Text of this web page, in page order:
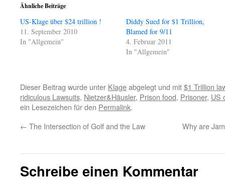
Ähnliche Beiträge
US-Klage über $24 trillion !
11. September 2010
In "Allgemein"
Diddy Sued for $1 Trillion,
Blamed for 9/11
4. Februar 2011
In "Allgemein"
Dieser Beitrag wurde unter Klageabgelegt und mit$1 Trillion
ridiculous Lawsuits, Nietzer&Häusler, Prison food, Prisoner, US
ein Lesezeichen für den Permalink.
← The Intersection of Golf and the Law Why are
Schreibe einen Kommentar